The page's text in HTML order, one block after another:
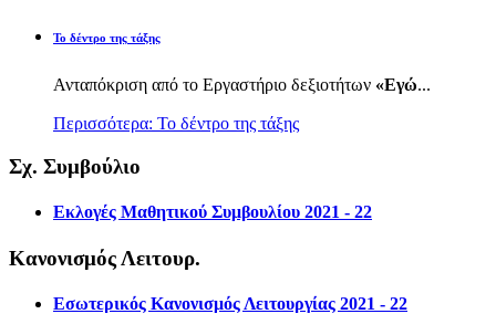
Το δέντρο της τάξης
Ανταπόκριση από το Εργαστήριο δεξιοτήτων «Εγώ...
Περισσότερα: Το δέντρο της τάξης
Σχ. Συμβούλιο
Εκλογές Μαθητικού Συμβουλίου 2021 - 22
Κανονισμός Λειτουρ.
Εσωτερικός Κανονισμός Λειτουργίας 2021 - 22